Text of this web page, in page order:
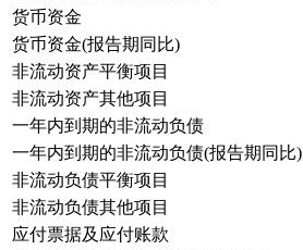
货币资金
货币资金(报告期同比)
非流动资产平衡项目
非流动资产其他项目
一年内到期的非流动负债
一年内到期的非流动负债(报告期同比)
非流动负债平衡项目
非流动负债其他项目
应付票据及应付账款